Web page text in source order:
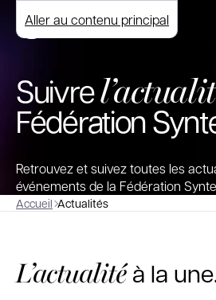
Aller au contenu principal
Suivre
Fédération
Retrouvez et suivez toutes les
événements de la Fédération
Accueil Actualités
L’actualitéà la